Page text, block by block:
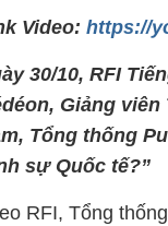
Video: https://
30/10, RFI
Giảng
Tổng thống
sự Quốc tế?”
RFI, Tổng